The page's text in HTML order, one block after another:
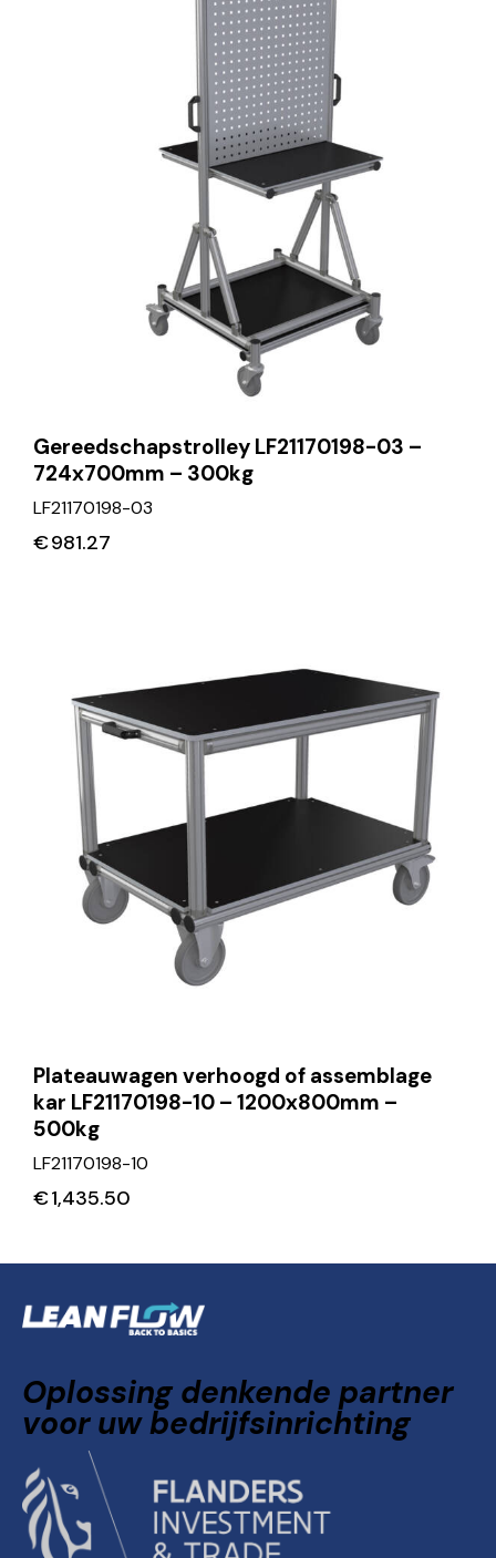
Gereedschapstrolley LF21170198-03 –
724x700mm – 300kg
LF21170198-03
€981.27
Plateauwagen verhoogd of assemblage
kar LF21170198-10 – 1200x800mm –
500kg
LF21170198-10
€1,435.50
Oplossing denkende partner
voor uw bedrijfsinrichting